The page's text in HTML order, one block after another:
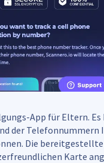
App für Eltern. Es
der Telefonnummern
Die
Karte